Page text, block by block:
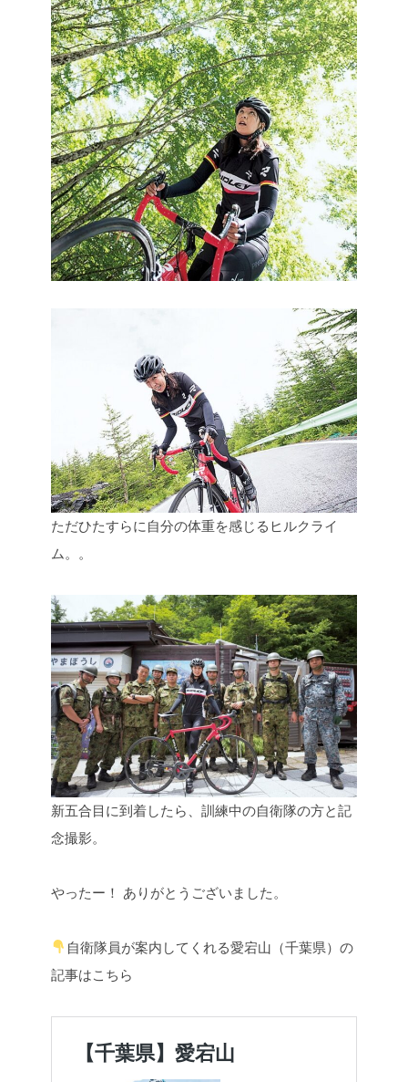
ただひたすらに自分の体重を感じるヒルクライ
ム。。
新五合目に到着したら、訓練中の自衛隊の方と記
念撮影。
やったー！ ありがとうございました。
自衛隊員が案内してくれる愛宕山（千葉県）の
記事はこちら